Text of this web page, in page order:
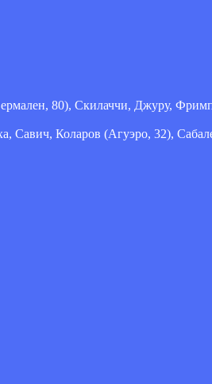
80), Скилаччи, Джуру,
Савич, Коларов (Агуэро, 32),